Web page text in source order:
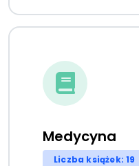
Medycyna
Liczba książek: 19